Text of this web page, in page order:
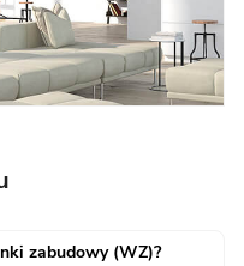
zabudowy (WZ)?